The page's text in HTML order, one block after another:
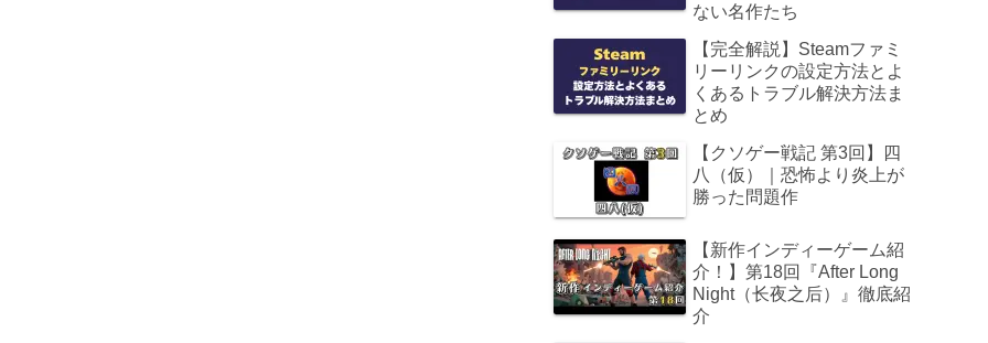
ない名作たち
【完全解説】Steamファミ
リーリンクの設定方法とよ
くあるトラブル解決方法ま
とめ
【クソゲー戦記 第3回】四
八（仮）｜恐怖より炎上が
勝った問題作
【新作インディーゲーム紹
介！】第18回『After Long
Night（长夜之后）』徹底紹
介